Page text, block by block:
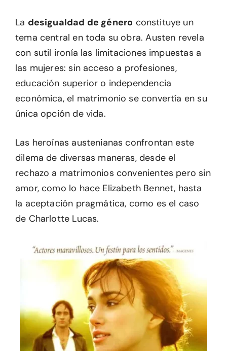
La desigualdad de género constituye un
tema central en toda su obra. Austen revela
con sutil ironía las limitaciones impuestas a
las mujeres: sin acceso a profesiones,
educación superior o independencia
económica, el matrimonio se convertía en su
única opción de vida.
Las heroínas austenianas confrontan este
dilema de diversas maneras, desde el
rechazo a matrimonios convenientes pero sin
amor, como lo hace Elizabeth Bennet, hasta
la aceptación pragmática, como es el caso
de Charlotte Lucas.